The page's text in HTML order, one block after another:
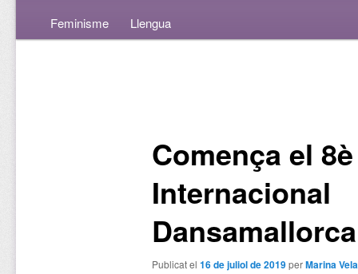
Feminisme
Llengua
Comença el
Internacional
Dansamallorca
Publicat el 16 de juliol de 2019perMarina